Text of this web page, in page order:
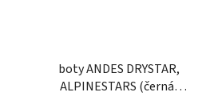
boty ANDES DRYSTAR,
ALPINESTARS (černá)